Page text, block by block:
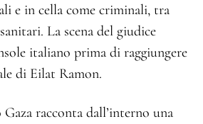
e in cella come criminali, tra
La scena del giudice
italiano prima di raggiungere
di Eilat Ramon.
racconta dall’interno una